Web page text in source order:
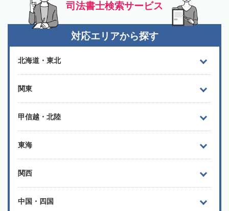
司法書士検索サービス
対応エリアから探す
北海道・東北
関東
甲信越・北陸
東海
関西
中国・四国